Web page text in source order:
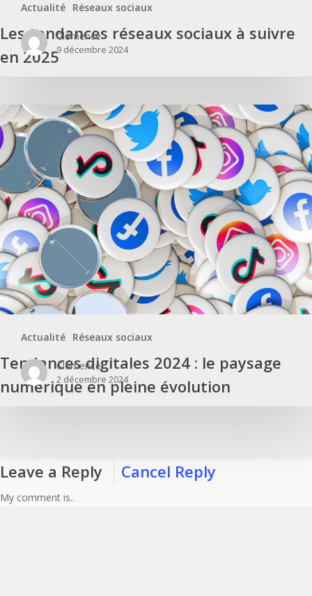
Actualité Réseaux sociaux
Les tendances réseaux sociaux à suivre
en 2025
Clémence
9 décembre 2024
Actualité Réseaux sociaux
Tendances digitales 2024 : le paysage numérique en pleine évolution
Tendances digitales 2024 : le paysage
numérique en pleine évolution
Clémence
2 décembre 2024
Leave a Reply Cancel Reply
My comment is..